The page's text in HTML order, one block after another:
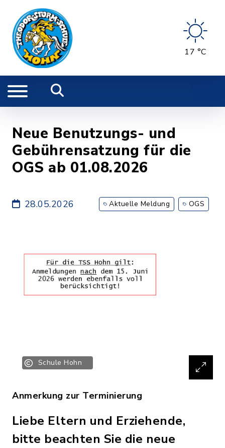
17 °C
Neue Benutzungs- und
Gebührensatzung für die
OGS ab 01.08.2026
28.05.2026 Aktuelle Meldung OGS
Schule Hohn
Anmerkung zur Terminierung
Liebe Eltern und Erziehende,
bitte beachten Sie die neue